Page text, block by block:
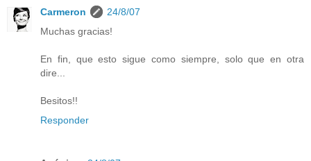
Carmeron
24/8/07
Muchas gracias!
En fin, que esto sigue como siempre, solo que en otra
dire...
Besitos!!
Responder